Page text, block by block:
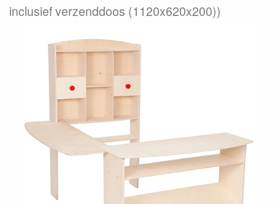
inclusief verzenddoos (1120x620x200))